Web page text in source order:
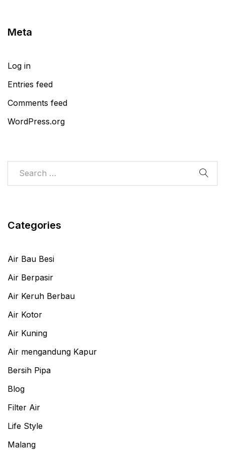
Meta
Log in
Entries feed
Comments feed
WordPress.org
Categories
Air Bau Besi
Air Berpasir
Air Keruh Berbau
Air Kotor
Air Kuning
Air mengandung Kapur
Bersih Pipa
Blog
Filter Air
Life Style
Malang